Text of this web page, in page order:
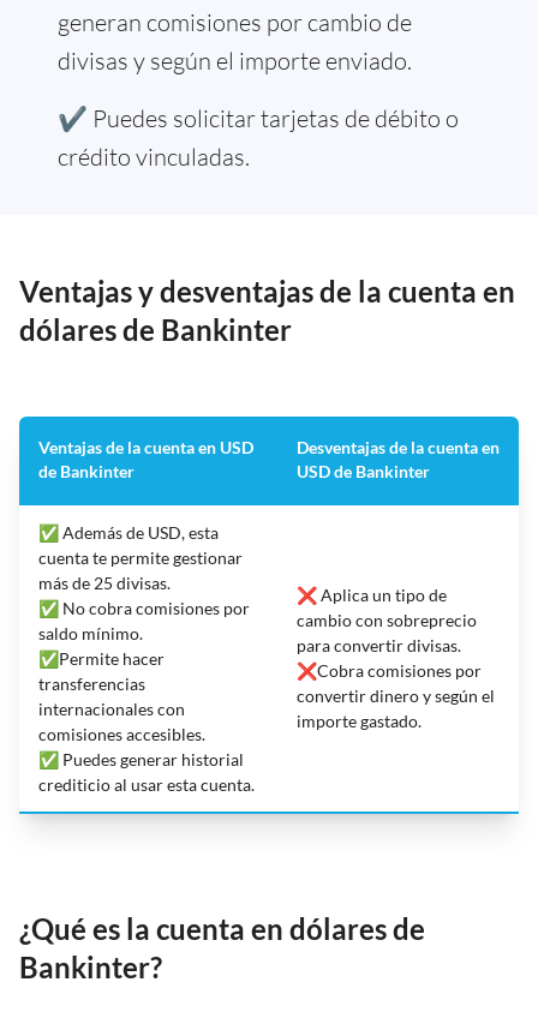
generan comisiones por cambio de
divisas y según el importe enviado.
✔️ Puedes solicitar tarjetas de débito o
crédito vinculadas.
Ventajas y desventajas de la cuenta en
dólares de Bankinter
Ventajas de la cuenta en USD
de Bankinter
Desventajas de la cuenta en
USD de Bankinter
✅ Además de USD, esta
cuenta te permite gestionar
más de 25 divisas.
✅ No cobra comisiones por
saldo mínimo.
✅Permite hacer
transferencias
internacionales con
comisiones accesibles.
✅ Puedes generar historial
crediticio al usar esta cuenta.
❌ Aplica un tipo de
cambio con sobreprecio
para convertir divisas.
❌Cobra comisiones por
convertir dinero y según el
importe gastado.
¿Qué es la cuenta en dólares de
Bankinter?